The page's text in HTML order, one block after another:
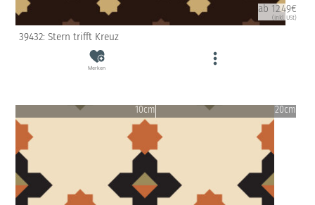
ab 12.49€
(inkl. USt)
39432: Stern trifft Kreuz
Merken
10cm 20cm